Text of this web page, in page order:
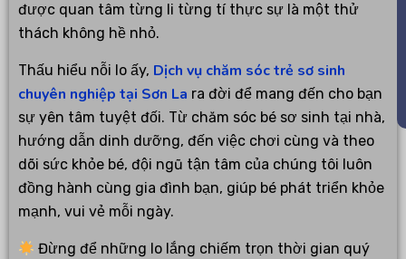
được quan tâm từng li từng tí thực sự là một thử
thách không hề nhỏ.
Thấu hiểu nỗi lo ấy, Dịch vụ chăm sóc trẻ sơ sinh
chuyên nghiệp tại Sơn La ra đời để mang đến cho bạn
sự yên tâm tuyệt đối. Từ chăm sóc bé sơ sinh tại nhà,
hướng dẫn dinh dưỡng, đến việc chơi cùng và theo
dõi sức khỏe bé, đội ngũ tận tâm của chúng tôi luôn
đồng hành cùng gia đình bạn, giúp bé phát triển khỏe
mạnh, vui vẻ mỗi ngày.
Đừng để những lo lắng chiếm trọn thời gian quý